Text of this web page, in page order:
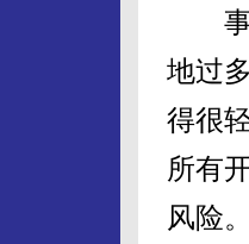
事
地过
得很
所有
风险